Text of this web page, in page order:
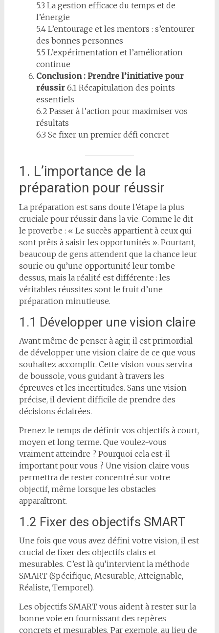
5.3 La gestion efficace du temps et de
l’énergie
5.4 L’entourage et les mentors : s’entourer
des bonnes personnes
5.5 L’expérimentation et l’amélioration
continue
Conclusion : Prendre l’initiative pour
réussir6.1 Récapitulation des points
essentiels
6.2 Passer à l’action pour maximiser vos
résultats
6.3 Se fixer un premier défi concret
1. L’importance de la
préparation pour réussir
La préparation est sans doute l’étape la plus
cruciale pour réussir dans la vie. Comme le dit
le proverbe : « Le succès appartient à ceux qui
sont prêts à saisir les opportunités ». Pourtant,
beaucoup de gens attendent que la chance leur
sourie ou qu’une opportunité leur tombe
dessus, mais la réalité est différente : les
véritables réussites sont le fruit d’une
préparation minutieuse.
1.1 Développer une vision claire
Avant même de penser à agir, il est primordial
de développer une vision claire de ce que vous
souhaitez accomplir. Cette vision vous servira
de boussole, vous guidant à travers les
épreuves et les incertitudes. Sans une vision
précise, il devient difficile de prendre des
décisions éclairées.
Prenez le temps de définir vos objectifs à court,
moyen et long terme. Que voulez-vous
vraiment atteindre ? Pourquoi cela est-il
important pour vous ? Une vision claire vous
permettra de rester concentré sur votre
objectif, même lorsque les obstacles
apparaîtront.
1.2 Fixer des objectifs SMART
Une fois que vous avez défini votre vision, il est
crucial de fixer des objectifs clairs et
mesurables. C’est là qu’intervient la méthode
SMART (Spécifique, Mesurable, Atteignable,
Réaliste, Temporel).
Les objectifs SMART vous aident à rester sur la
bonne voie en fournissant des repères
concrets et mesurables. Par exemple, au lieu de